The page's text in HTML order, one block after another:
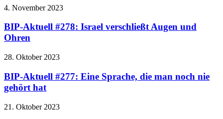
4. November 2023
BIP-Aktuell #278: Israel verschließt Augen und
Ohren
28. Oktober 2023
BIP-Aktuell #277: Eine Sprache, die man noch nie
gehört hat
21. Oktober 2023